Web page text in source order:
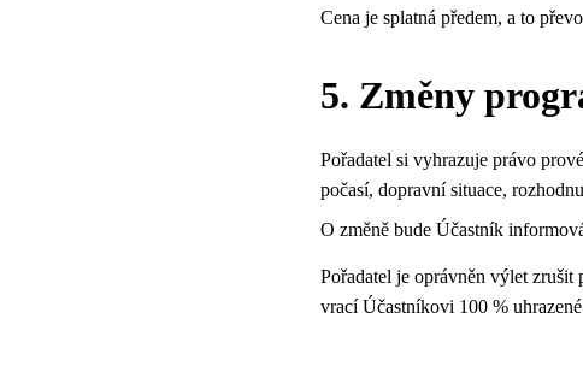
Cena je splatná předem, a to
5. Změny
Pořadatel si vyhrazuje právo
počasí, dopravní situace,
O změně bude Účastník
Pořadatel je oprávněn výlet
vrací Účastníkovi 100 %